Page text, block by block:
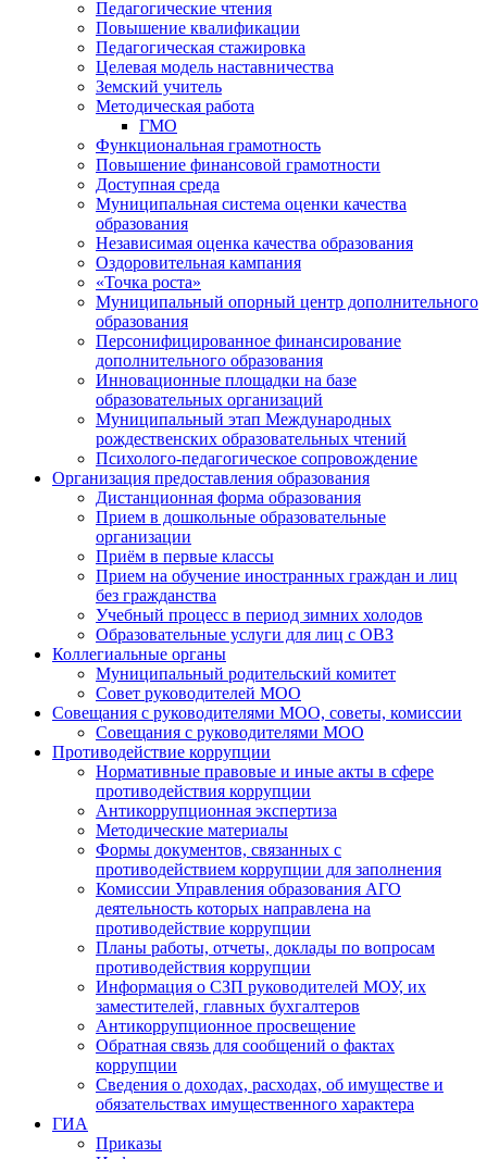
Педагогические чтения
Повышение квалификации
Педагогическая стажировка
Целевая модель наставничества
Земский учитель
Методическая работа
ГМО
Функциональная грамотность
Повышение финансовой грамотности
Доступная среда
Муниципальная система оценки качества
образования
Независимая оценка качества образования
Оздоровительная кампания
«Точка роста»
Муниципальный опорный центр дополнительного
образования
Персонифицированное финансирование
дополнительного образования
Инновационные площадки на базе
образовательных организаций
Муниципальный этап Международных
рождественских образовательных чтений
Психолого-педагогическое сопровождение
Организация предоставления образования
Дистанционная форма образования
Прием в дошкольные образовательные
организации
Приём в первые классы
Прием на обучение иностранных граждан и лиц
без гражданства
Учебный процесс в период зимних холодов
Образовательные услуги для лиц с ОВЗ
Коллегиальные органы
Муниципальный родительский комитет
Совет руководителей МОО
Совещания с руководителями МОО, советы, комиссии
Совещания с руководителями МОО
Противодействие коррупции
Нормативные правовые и иные акты в сфере
противодействия коррупции
Антикоррупционная экспертиза
Методические материалы
Формы документов, связанных с
противодействием коррупции для заполнения
Комиссии Управления образования АГО
деятельность которых направлена на
противодействие коррупции
Планы работы, отчеты, доклады по вопросам
противодействия коррупции
Информация о СЗП руководителей МОУ, их
заместителей, главных бухгалтеров
Антикоррупционное просвещение
Обратная связь для сообщений о фактах
коррупции
Сведения о доходах, расходах, об имуществе и
обязательствах имущественного характера
ГИА
Приказы